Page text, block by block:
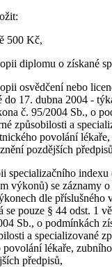
500 Kč,
diplomu o získané
osvědčení nebo
17. dubna 2004 -
č. 95/2004 Sb., o
způsobilosti a
povolání lékaře,
pozdějších
specializačního indexu
výkonů) se záznamy
dle příslušného
se pouze § 44 odst. 1
Sb., o podmínkách
a specializované
lékaře,
předpisů,